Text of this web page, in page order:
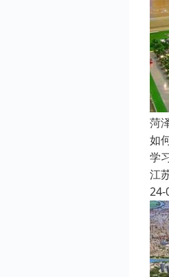
菏
如
学
江
24-